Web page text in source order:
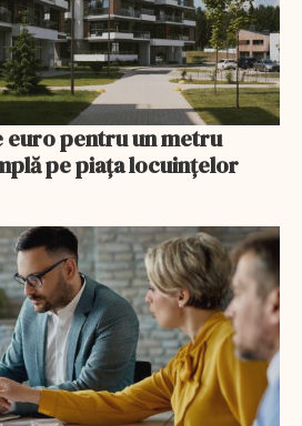
euro pentru un metru
pe piața locuințelor